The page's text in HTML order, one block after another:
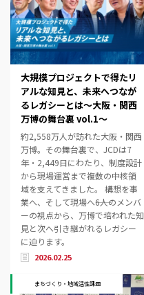
大規模プロジェクトで得たリ
アルな知見と、未来へつなが
るレガシーとは～大阪・関西
万博の舞台裏 vol.1～
約2,558万人が訪れた大阪・関西
万博。その舞台裏で、JCDは7
年・2,449日にわたり、制度設計
から現場運営まで複数の中核領
域を支えてきました。 構想を事
業へ、そして現場へ――6人のメンバ
ーの視点から、万博で培われた知
見と次へ引き継がれるレガシー
に迫ります。
2026.02.25
まちづくり・地域活性課題